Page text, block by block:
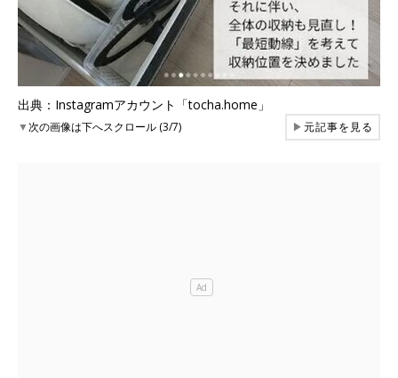
出典：Instagramアカウント「tocha.home」
▼次の画像は下へスクロール (3/7) ▶元記事を見る